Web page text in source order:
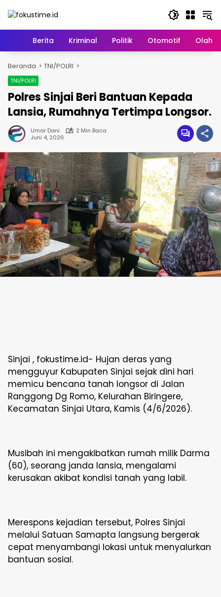
HomeBerita Kriminal Politik Otomotif
Beranda TNI/POLRI
TNI/POLRI
Polres Sinjai Beri Bantuan Kepada
Lansia, Rumahnya Tertimpa Longsor.
Umar Dani
2 Min Baca
Juni 4, 2026
Sinjai , fokustime.id- Hujan deras yang
mengguyur Kabupaten Sinjai sejak dini hari
memicu bencana tanah longsor di Jalan
Ranggong Dg Romo, Kelurahan Biringere,
Kecamatan Sinjai Utara, Kamis (4/6/2026).
Musibah ini mengakibatkan rumah milik Darma
(60), seorang janda lansia, mengalami
kerusakan akibat kondisi tanah yang labil.
Merespons kejadian tersebut, Polres Sinjai
melalui Satuan Samapta langsung bergerak
cepat menyambangi lokasi untuk menyalurkan
bantuan sosial.